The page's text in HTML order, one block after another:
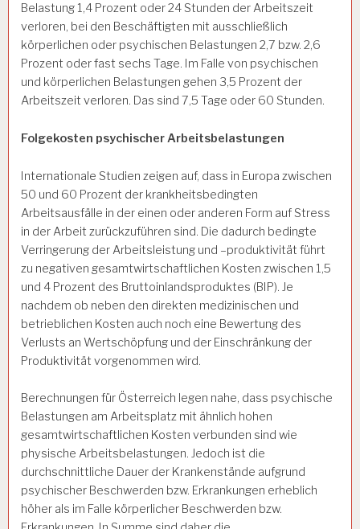
Belastung 1,4 Prozent oder 24 Stunden der Arbeitszeit
verloren, bei den Beschäftigten mit ausschließlich
körperlichen oder psychischen Belastungen 2,7 bzw. 2,6
Prozent oder fast sechs Tage. Im Falle von psychischen
und körperlichen Belastungen gehen 3,5 Prozent der
Arbeitszeit verloren. Das sind 7,5 Tage oder 60 Stunden.
Folgekosten psychischer Arbeitsbelastungen
Internationale Studien zeigen auf, dass in Europa zwischen
50 und 60 Prozent der krankheitsbedingten
Arbeitsausfälle in der einen oder anderen Form auf Stress
in der Arbeit zurückzuführen sind. Die dadurch bedingte
Verringerung der Arbeitsleistung und –produktivität führt
zu negativen gesamtwirtschaftlichen Kosten zwischen 1,5
und 4 Prozent des Bruttoinlandsproduktes (BIP). Je
nachdem ob neben den direkten medizinischen und
betrieblichen Kosten auch noch eine Bewertung des
Verlusts an Wertschöpfung und der Einschränkung der
Produktivität vorgenommen wird.
Berechnungen für Österreich legen nahe, dass psychische
Belastungen am Arbeitsplatz mit ähnlich hohen
gesamtwirtschaftlichen Kosten verbunden sind wie
physische Arbeitsbelastungen. Jedoch ist die
durchschnittliche Dauer der Krankenstände aufgrund
psychischer Beschwerden bzw. Erkrankungen erheblich
höher als im Falle körperlicher Beschwerden bzw.